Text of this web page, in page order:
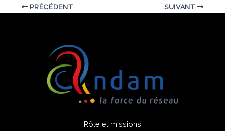
PRÉCÉDENT SUIVANT
Rôle et missions